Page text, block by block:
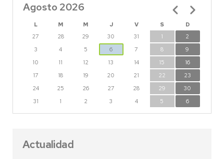
Agosto 2026
L M M J V S
D
27
28 29 30 31 1
2
3
4 5 6 7 8
9
10
11 12 13 14 15
16
17
18 19 20 21 22
23
24
25 26 27 28 29
30
31
1 2 3 4 5 6
Paginación
Actualidad